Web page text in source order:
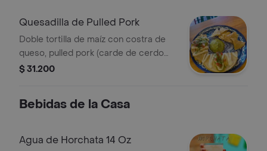
Quesadilla de Pulled Pork
Doble tortilla de maíz con costra de
queso, pulled pork (carde de cerdo
deshebrada reducida en salsa bbq),
porción personal. por favor indicar si
$ 31.200
Bebidas de la Casa
Agua de Horchata 14 Oz